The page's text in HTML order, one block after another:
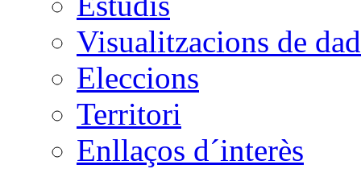
Visualitzacions de
Eleccions
Territori
Enllaços d´interès